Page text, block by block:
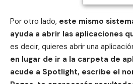
Por otro lado, este mismo
ayuda a abrir las aplicaciones
es decir, quieres abrir una
en lugar de ir a la carpeta de
acude a Spotlight, escribe el